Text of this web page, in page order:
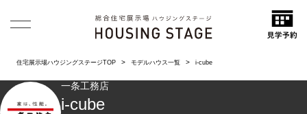
住宅展示場ハウジングステージTOP モデルハウス一覧 i-cube
一条工務店
i-cube